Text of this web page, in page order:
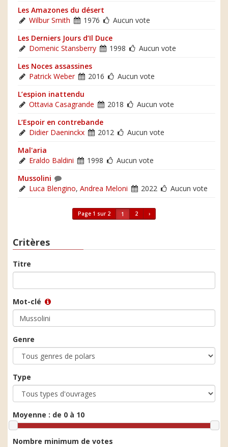
Les Amazones du désert
Wilbur Smith
1976
Aucun vote
Les Derniers Jours d’Il Duce
Domenic Stansberry
1998
Aucun vote
Les Noces assassines
Patrick Weber
2016
Aucun vote
L’espion inattendu
Ottavia Casagrande
2018
Aucun vote
L’Espoir en contrebande
Didier Daeninckx
2012
Aucun vote
Mal'aria
Eraldo Baldini
1998
Aucun vote
Mussolini
Luca Blengino, Andrea Meloni 2022 Aucun vote
Page 1 sur 2 1 2 ›
Critères
Titre
Mot-clé
Genre
Type
Moyenne : de 0 à 10
Nombre minimum de votes